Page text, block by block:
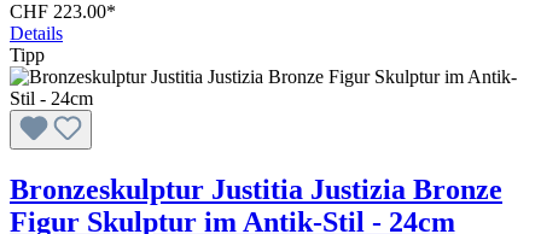
CHF 223.00*
Details
Tipp
Bronzeskulptur Justitia Justizia Bronze
Figur Skulptur im Antik-Stil - 24cm